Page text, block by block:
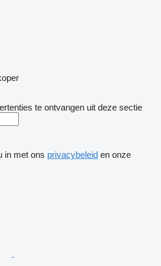
te ontvangen uit deze sectie
in met ons privacybeleid en onze